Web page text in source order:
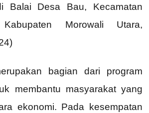
Balai Desa Bau, Kecamatan
Morowali Utara,
bagian dari program
membantu masyarakat yang
ekonomi. Pada kesempatan